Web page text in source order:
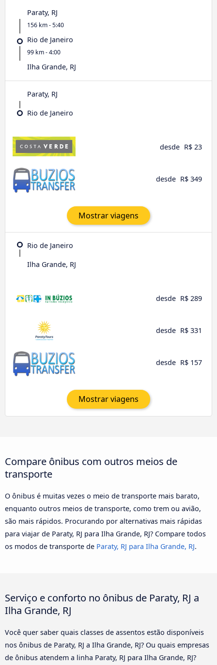
Paraty, RJ
156 km - 5:40
Rio de Janeiro
99 km - 4:00
Ilha Grande, RJ
Paraty, RJ
Rio de Janeiro
desde R$ 23
desde R$ 349
Mostrar viagens
Rio de Janeiro
Ilha Grande, RJ
desde R$ 289
desde R$ 331
desde R$ 157
Mostrar viagens
Compare ônibus com outros meios de
transporte
O ônibus é muitas vezes o meio de transporte mais barato,
enquanto outros meios de transporte, como trem ou avião,
são mais rápidos. Procurando por alternativas mais rápidas
para viajar de Paraty, RJ para Ilha Grande, RJ? Compare todos
os modos de transporte de Paraty, RJ para Ilha Grande, RJ.
Serviço e conforto no ônibus de Paraty, RJ a
Ilha Grande, RJ
Você quer saber quais classes de assentos estão disponíveis
nos ônibus de Paraty, RJ a Ilha Grande, RJ? Ou quais empresas
de ônibus atendem a linha Paraty, RJ para Ilha Grande, RJ?